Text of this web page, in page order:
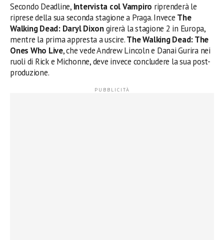
Secondo Deadline, Intervista col Vampiro riprenderà le
riprese della sua seconda stagione a Praga. Invece The
Walking Dead: Daryl Dixongirerà la stagione 2 in Europa,
mentre la prima appresta a uscire.The Walking Dead: The
Ones Who Live, che vede Andrew Lincoln e Danai Gurira nei
ruoli di Rick e Michonne, deve invece concludere la sua post-
produzione.